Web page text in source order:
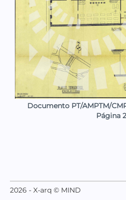
Documento PT/AMPTM/
Página 2
2026 - X-arq © MIND